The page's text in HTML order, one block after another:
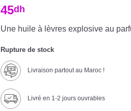
45dh
Une huile à lèvres explosive au
Rupture de stock
Livraison partout au Maroc !
Livré en 1-2 jours ouvrables